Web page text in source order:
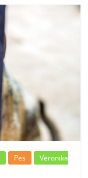
Pes
Veronika